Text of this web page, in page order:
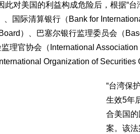
此对美国的利益构成危险后，根据“
、国际清算银行（Bank for
）、巴塞尔银行监理委员会（
理官协会（International
Organization of Securities
“台湾保
生效5年
合美国
案。该